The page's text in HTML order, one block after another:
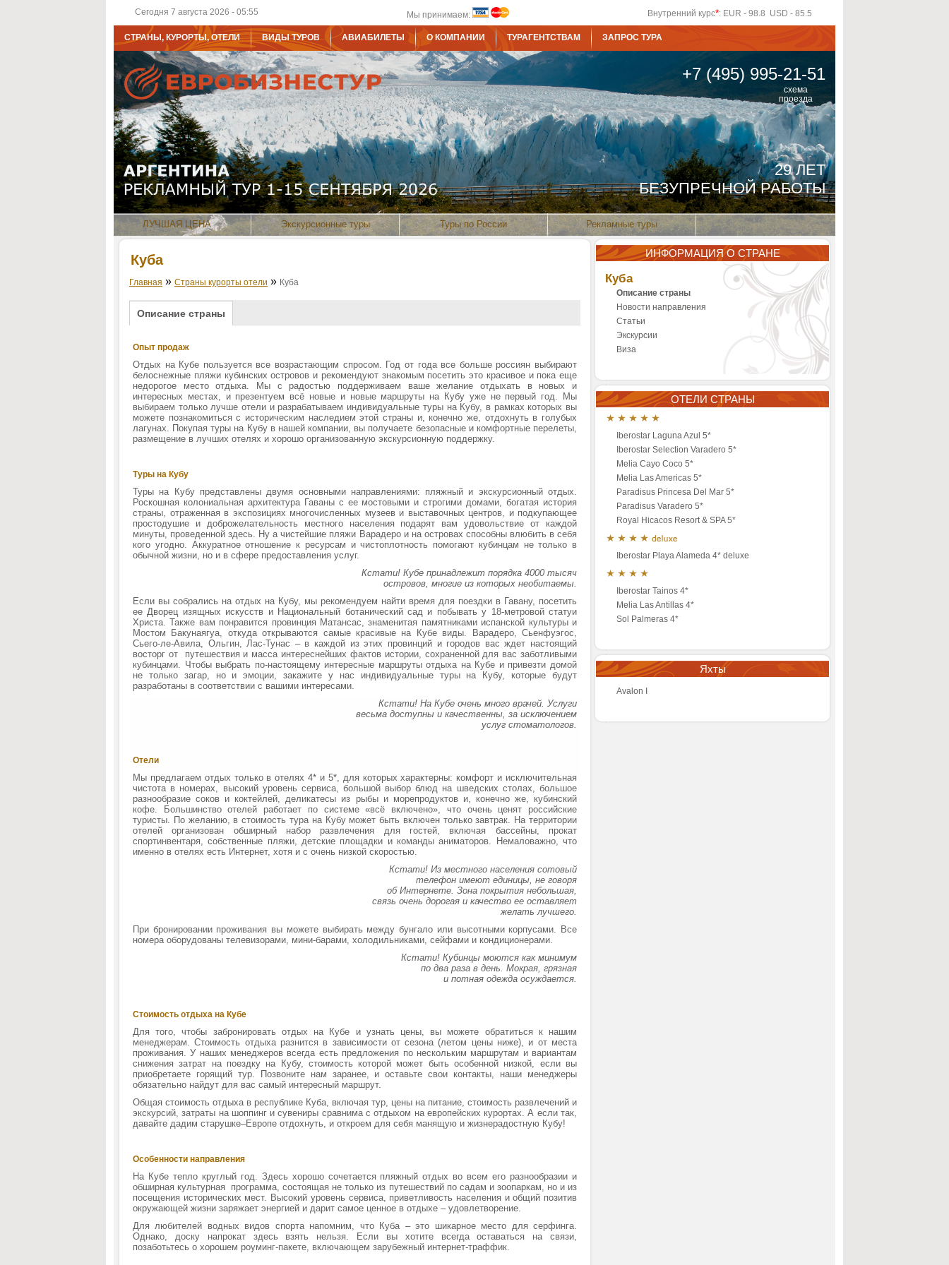
Сегодня 7 августа 2026 - 05:55 Мы принимаем: Внутренний курс*: EUR - 98.8 USD - 85.5
СТРАНЫ, КУРОРТЫ, ОТЕЛИ ВИДЫ ТУРОВ АВИАБИЛЕТЫ О КОМПАНИИ ТУРАГЕНТСТВАМ ЗАПРОС ТУРА
+7 (495) 995-21-51
схема
проезда
ЛУЧШАЯ ЦЕНА Экскурсионные туры Туры по России Рекламные туры
29 ЛЕТ
БЕЗУПРЕЧНОЙ РАБОТЫ
Куба
Главная » Страны курорты отели » Куба
Описание страны
Опыт продаж
Отдых на Кубе пользуется все возрастающим спросом. Год от года все больше россиян выбирают
белоснежные пляжи кубинских островов и рекомендуют знакомым посетить это красивое и пока еще
недорогое место отдыха. Мы с радостью поддерживаем ваше желание отдыхать в новых и
интересных местах, и презентуем всё новые и новые маршруты на Кубу уже не первый год. Мы
выбираем только лучше отели и разрабатываем индивидуальные туры на Кубу, в рамках которых вы
можете познакомиться с историческим наследием этой страны и, конечно же, отдохнуть в голубых
лагунах. Покупая туры на Кубу в нашей компании, вы получаете безопасные и комфортные перелеты,
размещение в лучших отелях и хорошо организованную экскурсионную поддержку.
Туры на Кубу
Туры на Кубу представлены двумя основными направлениями: пляжный и экскурсионный отдых.
Роскошная колониальная архитектура Гаваны с ее мостовыми и строгими домами, богатая история
страны, отраженная в экспозициях многочисленных музеев и выставочных центров, и подкупающее
простодушие и доброжелательность местного населения подарят вам удовольствие от каждой
минуты, проведенной здесь. Ну а чистейшие пляжи Варадеро и на островах способны влюбить в себя
кого угодно. Аккуратное отношение к ресурсам и чистоплотность помогают кубинцам не только в
обычной жизни, но и в сфере предоставления услуг.
Кстати! Кубе принадлежит порядка 4000 тысяч
островов, многие из которых необитаемы.
Если вы собрались на отдых на Кубу, мы рекомендуем найти время для поездки в Гавану, посетить
ее Дворец изящных искусств и Национальный ботанический сад и побывать у 18-метровой статуи
Христа. Также вам понравится провинция Матансас, знаменитая памятниками испанской культуры и
Мостом Бакунаягуа, откуда открываются самые красивые на Кубе виды. Варадеро, Сьенфуэгос,
Сьего-ле-Авила, Ольгин, Лас-Тунас – в каждой из этих провинций и городов вас ждет настоящий
восторг от путешествия и масса интереснейших фактов истории, сохраненной для вас заботливыми
кубинцами. Чтобы выбрать по-настоящему интересные маршруты отдыха на Кубе и привезти домой
не только загар, но и эмоции, закажите у нас индивидуальные туры на Кубу, которые будут
разработаны в соответствии с вашими интересами.
Кстати! На Кубе очень много врачей. Услуги
весьма доступны и качественны, за исключением
услуг стоматологов.
Отели
Мы предлагаем отдых только в отелях 4* и 5*, для которых характерны: комфорт и исключительная
чистота в номерах, высокий уровень сервиса, большой выбор блюд на шведских столах, большое
разнообразие соков и коктейлей, деликатесы из рыбы и морепродуктов и, конечно же, кубинский
кофе. Большинство отелей работает по системе «всё включено», что очень ценят российские
туристы. По желанию, в стоимость тура на Кубу может быть включен только завтрак. На территории
отелей организован обширный набор развлечения для гостей, включая бассейны, прокат
спортинвентаря, собственные пляжи, детские площадки и команды аниматоров. Немаловажно, что
именно в отелях есть Интернет, хотя и с очень низкой скоростью.
Кстати! Из местного населения сотовый
телефон имеют единицы, не говоря
об Интернете. Зона покрытия небольшая,
связь очень дорогая и качество ее оставляет
желать лучшего.
При бронировании проживания вы можете выбирать между бунгало или высотными корпусами. Все
номера оборудованы телевизорами, мини-барами, холодильниками, сейфами и кондиционерами.
Кстати! Кубинцы моются как минимум
по два раза в день. Мокрая, грязная
и потная одежда осуждается.
Стоимость отдыха на Кубе
Для того, чтобы забронировать отдых на Кубе и узнать цены, вы можете обратиться к нашим
менеджерам. Стоимость отдыха разнится в зависимости от сезона (летом цены ниже), и от места
проживания. У наших менеджеров всегда есть предложения по нескольким маршрутам и вариантам
снижения затрат на поездку на Кубу, стоимость которой может быть особенной низкой, если вы
приобретаете горящий тур. Позвоните нам заранее, и оставьте свои контакты, наши менеджеры
обязательно найдут для вас самый интересный маршрут.
Общая стоимость отдыха в республике Куба, включая тур, цены на питание, стоимость развлечений и
экскурсий, затраты на шоппинг и сувениры сравнима с отдыхом на европейских курортах. А если так,
давайте дадим старушке–Европе отдохнуть, и откроем для себя манящую и жизнерадостную Кубу!
Особенности направления
На Кубе тепло круглый год. Здесь хорошо сочетается пляжный отдых во всем его разнообразии и
обширная культурная программа, состоящая не только из путешествий по садам и зоопаркам, но и из
посещения исторических мест. Высокий уровень сервиса, приветливость населения и общий позитив
окружающей жизни заряжает энергией и дарит самое ценное в отдыхе – удовлетворение.
Для любителей водных видов спорта напомним, что Куба – это шикарное место для серфинга.
Однако, доску напрокат здесь взять нельзя. Если вы хотите всегда оставаться на связи,
позаботьтесь о хорошем роуминг-пакете, включающем зарубежный интернет-траффик.
ИНФОРМАЦИЯ О СТРАНЕ
Куба
Описание страны
Новости направления
Статьи
Экскурсии
Виза
ОТЕЛИ СТРАНЫ
Iberostar Laguna Azul 5*
Iberostar Selection Varadero 5*
Melia Cayo Coco 5*
Melia Las Americas 5*
Paradisus Princesa Del Mar 5*
Paradisus Varadero 5*
Royal Hicacos Resort & SPA 5*
Iberostar Playa Alameda 4* deluxe
Iberostar Tainos 4*
Melia Las Antillas 4*
Sol Palmeras 4*
Яхты
Avalon I